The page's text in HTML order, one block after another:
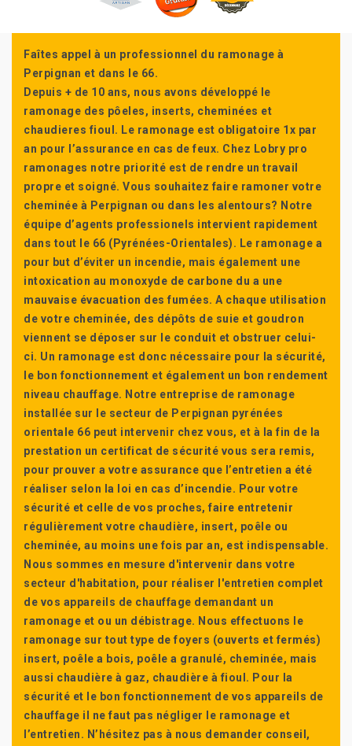
Faîtes appel à un professionnel du ramonage à
Perpignan et dans le 66.
Depuis + de 10 ans, nous avons développé le
ramonage des pôeles, inserts, cheminées et
chaudieres fioul. Le ramonage est obligatoire 1x par
an pour l’assurance en cas de feux. Chez Lobry pro
ramonages notre priorité est de rendre un travail
propre et soigné. Vous souhaitez faire ramoner votre
cheminée à Perpignan ou dans les alentours? Notre
équipe d’agents professionels intervient rapidement
dans tout le 66 (Pyrénées-Orientales). Le ramonage a
pour but d’éviter un incendie, mais également une
intoxication au monoxyde de carbone du a une
mauvaise évacuation des fumées. A chaque utilisation
de votre cheminée, des dépôts de suie et goudron
viennent se déposer sur le conduit et obstruer celui-
ci. Un ramonage est donc nécessaire pour la sécurité,
le bon fonctionnement et également un bon rendement
niveau chauffage. Notre entreprise de ramonage
installée sur le secteur de Perpignan pyrénées
orientale 66 peut intervenir chez vous, et à la fin de la
prestation un certificat de sécurité vous sera remis,
pour prouver a votre assurance que l’entretien a été
réaliser selon la loi en cas d’incendie. Pour votre
sécurité et celle de vos proches, faire entretenir
régulièrement votre chaudière, insert, poêle ou
cheminée, au moins une fois par an, est indispensable.
Nous sommes en mesure d'intervenir dans votre
secteur d'habitation, pour réaliser l'entretien complet
de vos appareils de chauffage demandant un
ramonage et ou un débistrage. Nous effectuons le
ramonage sur tout type de foyers (ouverts et fermés)
insert, poêle a bois, poêle a granulé, cheminée, mais
aussi chaudière à gaz, chaudière à fioul. Pour la
sécurité et le bon fonctionnement de vos appareils de
chauffage il ne faut pas négliger le ramonage et
l’entretien. N’hésitez pas à nous demander conseil,